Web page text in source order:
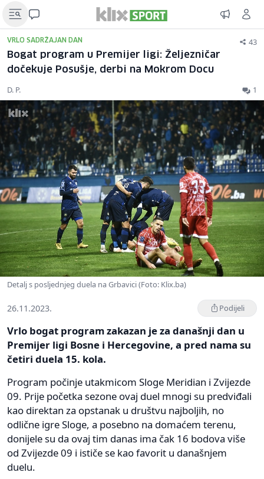
VRLO SADRŽAJAN DAN 43
Bogat program u Premijer ligi: Željezničar
dočekuje Posušje, derbi na Mokrom Docu
D. P. 1
Detalj s posljednjeg duela na Grbavici (Foto: Klix.ba)
26.11.2023. Podijeli
Vrlo bogat program zakazan je za današnji dan u
Premijer ligi Bosne i Hercegovine, a pred nama su
četiri duela 15. kola.
Program počinje utakmicom Sloge Meridian i Zvijezde
09. Prije početka sezone ovaj duel mnogi su predviđali
kao direktan za opstanak u društvu najboljih, no
odlične igre Sloge, a posebno na domaćem terenu,
donijele su da ovaj tim danas ima čak 16 bodova više
od Zvijezde 09 i ističe se kao favorit u današnjem
duelu.